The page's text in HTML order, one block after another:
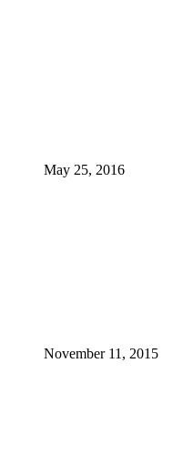
May 25, 2016
November 11, 2015